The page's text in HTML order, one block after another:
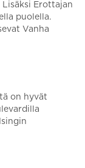
Lisäksi Erottajan
puolella.
Vanha
on hyvät